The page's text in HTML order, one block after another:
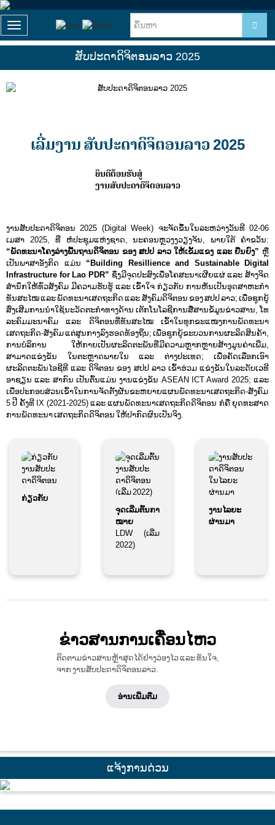
T
o
l
e
ສັບປະດາດິຈິຕອນລາວ 2025
ເລີ່ມງານ ສັບປະດາດິຈິຕອນລາວ 2025
ຍິນດີຕ້ອນຮັບສູ່
ງານສັບປະດາດິຈິຕອນລາວ
ງານສັບປະດາດິຈິຕອນ 2025 (Digital Week) ຈະຈັດຂຶ້ນໃນລະຫວ່າງວັນທີ 02-06
ເມສາ 2025, ທີ່ ຫໍປະຊຸມແຫ່ງຊາດ, ນະຄອນຫຼວງງວຽງຈັນ, ພາຍໃຕ້ ຄໍາຂວັນ:
“ພັດທະນາໂຄງລ່າງພື້ນຖານດິຈິຕອນ ຂອງ ສປປ ລາວ ໃຫ້ເຂັ້ມແຂງ ແລະ ຍືນຍົງ” ຫຼື
ເປັນພາສາອັງກິດ ແມ່ນ “Building Resillience and Sustainable Digital
Infrastructure for Lao PDR” ຊຶ່ງມີຈຸດປະສົງເພື່ອໂຄສະນາເຜີຍແຜ່ ແລະ ສ້າງຈິດ
ສໍານຶກໃຫ້ທົ່ວສັງຄົມ ມີຄວາມຮັບຮູ້ ແລະ ເຂົ້າໃຈ ກ່ຽວກັບ ການຫັນເປັນອຸດສາຫະກໍາ
ທັນສະໄໝ ແລະ ພັດທະນາເສດຖະກິດ ແລະ ສັງຄົມດິຈິຕອນ ຂອງ ສປປ ລາວ; ເພື່ອຊຸກຍູ້
ສົ່ງເສີມການນໍາໃຊ້ນະວັດຕະກຳທາງດ້ານ ເຕັກໂນໂລຊີການສື່ສານຂໍ້ມູນຂ່າວສານ, ໂທ
ລະຄົມມະນາຄົມ ແລະ ດິຈິຕອນທີ່ທັນສະໄໝ ເຂົ້າໃນທຸກຂະແໜງການພັດທະນາ
ເສດຖະກິດ-ສັງຄົມ ແຕ່ສູນກາງລົງຮອດທ້ອງຖິ່ນ; ເພື່ອຊຸກຍູ້ຂະບວນການຜະລິດສິນຄ້າ,
ການບໍລິການ ໃຫ້ກາຍເປັນຜະລິດຕະພັນທີ່ມີຄວາມຫຼາກຫຼາຍສ້າງມູນຄ່າເພີ່ມ,
ສາມາດແຂ່ງຂັນ ໃນຕະຫຼາດພາຍໃນ ແລະ ຕ່າງປະເທດ; ເພື່ອຄັດເລືອກເອົາ
ຜະລິດຕະພັນໄອຊີທີ ແລະ ດິຈິຕອນ ຂອງ ສປປ ລາວ ເຂົ້າຮ່ວມ ແຂ່ງຂັນໃນລະດັບເວທີ
ອາຊຽນ ແລະ ສາກົນ ເປັນຕົ້ນແມ່ນ ງານແຂ່ງຂັນ ASEAN ICT Award 2025; ແລະ
ເພື່ອປະກອບສ່ວນເຂົ້າໃນການຈັດຕັ້ງຜັນຂະຫຍາຍແຜນພັດທະນາເສດຖະກິດ-ສັງຄົມ
5 ປີ ຄັ້ງທີ IX (2021-2025) ແລະ ແຜນພັດທະນາເສດຖະກິດດິຈິຕອນ ກໍຄື ຍຸດທະສາດ
ການພັດທະນາ ເສດຖະກິດດິຈິຕອນ ໃຫ້ປາກົດຜົນເປັນຈິງ.
ກ່ຽວກັບ
ຈຸດເລີ່ມຕົ້ນກາ
ໝາຍ
LDW (ເລີ່ມ
2022)
ງານໄລຍະ
ຜ່ານມາ
ຂ່າວສານການເຄື່ອນໄຫວ
ຕິດຕາມຂ່າວສານຫຼ້າສຸດໄດ້ຢ່າງວ່ອງໄວ ແລະ ທັນໃຈ,
ຈາກ ງານສັບປະດາດິຈິຕອນລາວ.
ອ່ານເພີ່ມຕື່ມ
ແຈ້ງການດ່ວນ